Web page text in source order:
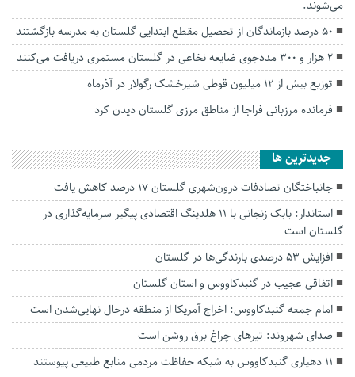
می‌شوند.
۵۰ درصد بازماندگان از تحصیل مقطع ابتدایی گلستان به مدرسه بازگشتند
2 هزار و ۳۰۰ مددجوی ضایعه نخاعی در گلستان مستمری دریافت می‌کنند
توزیع بیش از ۱۲ میلیون قوطی شیرخشک رگولار در آذرماه
فرمانده مرزبانی فراجا از مناطق مرزی گلستان دیدن کرد
جديدترين ها
جانباختگان تصادفات درون‌شهری گلستان ۱۷ درصد کاهش یافت
استاندار: بابک زنجانی با ۱۱ هلدینگ اقتصادی پیگیر سرمایه‌گذاری در
گلستان است
افزایش ۵۳ درصدی بارندگی‌ها در گلستان
اتفاقی عجیب در‌ گنبدکاووس و استان گلستان
امام جمعه گنبدکاووس: اخراج آمریکا از منطقه درحال نهایی‌شدن است
صدای شهروند: تیرهای چراغ برق روشن است
۱۱ دهیاری گنبدکاووس به شبکه حفاظت مردمی منابع طبیعی پیوستند